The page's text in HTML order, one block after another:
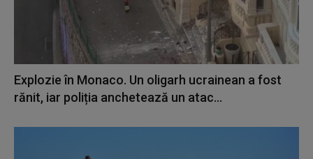
Explozie în Monaco. Un oligarh ucrainean a fost
rănit, iar poliția anchetează un atac...